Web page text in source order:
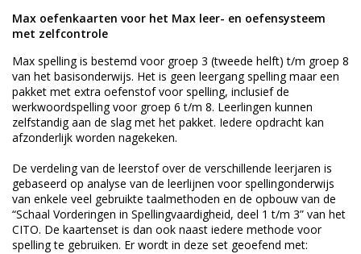
Max oefenkaarten voor het Max leer- en oefensysteem
met zelfcontrole
Max spelling is bestemd voor groep 3 (tweede helft) t/m groep 8
van het basisonderwijs. Het is geen leergang spelling maar een
pakket met extra oefenstof voor spelling, inclusief de
werkwoordspelling voor groep 6 t/m 8. Leerlingen kunnen
zelfstandig aan de slag met het pakket. Iedere opdracht kan
afzonderlijk worden nagekeken.
De verdeling van de leerstof over de verschillende leerjaren is
gebaseerd op analyse van de leerlijnen voor spellingonderwijs
van enkele veel gebruikte taalmethoden en de opbouw van de
“Schaal Vorderingen in Spellingvaardigheid, deel 1 t/m 3” van het
CITO. De kaartenset is dan ook naast iedere methode voor
spelling te gebruiken. Er wordt in deze set geoefend met: